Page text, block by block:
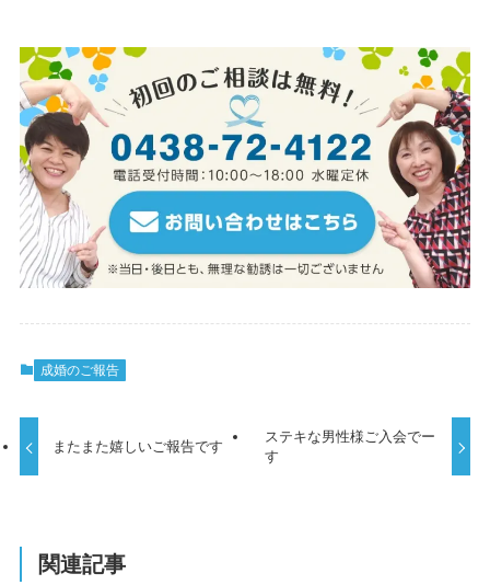
成婚のご報告
またまた嬉しいご報告です
ステキな男性様ご入会でー
す
関連記事